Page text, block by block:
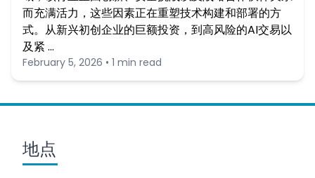
而充满活力，这些因素正在重塑技术构建和部署的方
式。从新兴初创企业的巨额投资，到高风险的AI交易以
及紧 …
February 5, 2026 • 1 min read
地点